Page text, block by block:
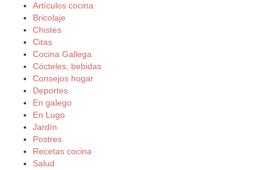
Artículos cocina
Bricolaje
Chistes
Citas
Cocina Gallega
Cócteles, bebidas
Consejos hogar
Deportes
En galego
En Lugo
Jardín
Postres
Recetas cocina
Salud